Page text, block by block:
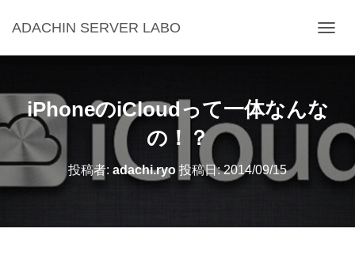
ADACHIN SERVER LABO
ビ
ョ
ン
を
切
り
iPhoneのiCloudって一体なんな
の！？
投稿者: adachi.ryo 投稿日:2014/09/15